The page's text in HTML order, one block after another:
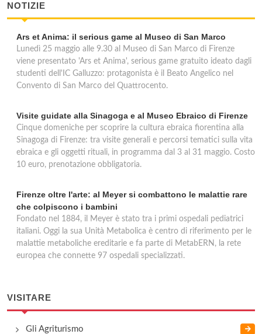
NOTIZIE
Ars et Anima: il serious game al Museo di San Marco
Lunedì 25 maggio alle 9.30 al Museo di San Marco di Firenze
viene presentato 'Ars et Anima', serious game gratuito ideato dagli
studenti dell'IC Galluzzo: protagonista è il Beato Angelico nel
Convento di San Marco del Quattrocento.
Visite guidate alla Sinagoga e al Museo Ebraico di Firenze
Cinque domeniche per scoprire la cultura ebraica fiorentina alla
Sinagoga di Firenze: tra visite generali e percorsi tematici sulla vita
ebraica e gli oggetti rituali, in programma dal 3 al 31 maggio. Costo
10 euro, prenotazione obbligatoria.
Firenze oltre l'arte: al Meyer si combattono le malattie rare
che colpiscono i bambini
Fondato nel 1884, il Meyer è stato tra i primi ospedali pediatrici
italiani. Oggi la sua Unità Metabolica è centro di riferimento per le
malattie metaboliche ereditarie e fa parte di MetabERN, la rete
europea che connette 97 ospedali specializzati.
VISITARE
Gli Agriturismo